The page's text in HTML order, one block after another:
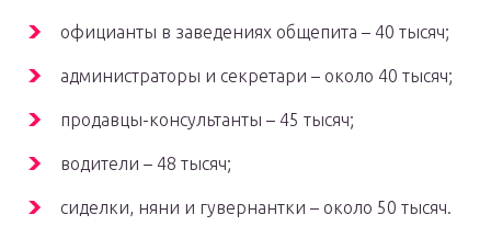
официанты в заведениях общепита – 40 тысяч;
администраторы и секретари – около 40 тысяч;
продавцы-консультанты – 45 тысяч;
водители – 48 тысяч;
сиделки, няни и гувернантки – около 50 тысяч.